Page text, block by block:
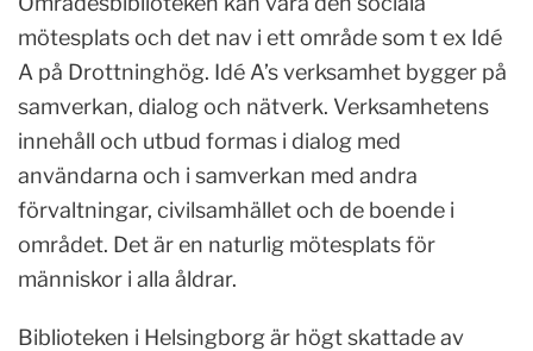
mötesplats och det nav i ett område som t ex Idé
A på Drottninghög. Idé A’s verksamhet bygger på
samverkan, dialog och nätverk. Verksamhetens
innehåll och utbud formas i dialog med
användarna och i samverkan med andra
förvaltningar, civilsamhället och de boende i
området. Det är en naturlig mötesplats för
människor i alla åldrar.
Biblioteken i Helsingborg är högt skattade av